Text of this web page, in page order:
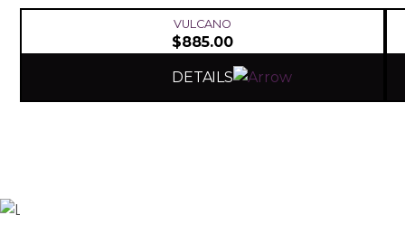
VULCANO
$885.00
DETAILS